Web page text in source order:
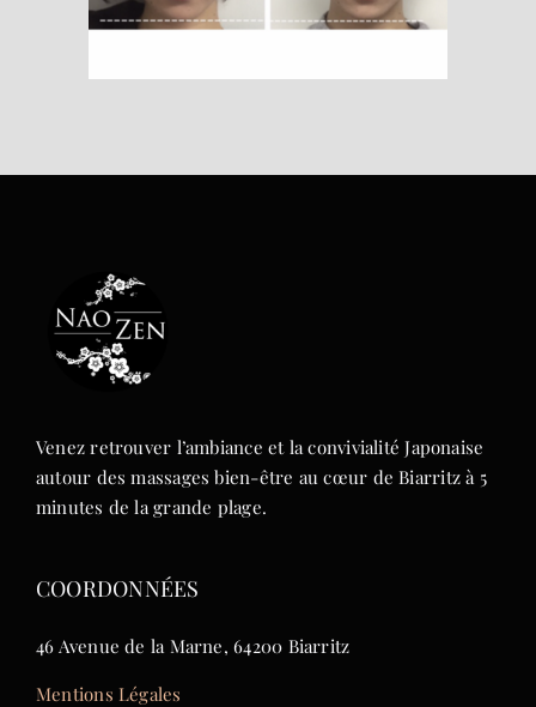
Venez retrouver l’ambiance et la convivialité Japonaise
autour des massages bien-être au cœur de Biarritz à 5
minutes de la grande plage.
COORDONNÉES
46 Avenue de la Marne, 64200 Biarritz
Mentions Légales